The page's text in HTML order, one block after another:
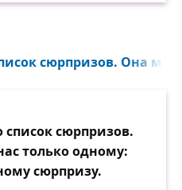
сюрпризов. Она
список сюрпризов.
только одному:
сюрпризу.